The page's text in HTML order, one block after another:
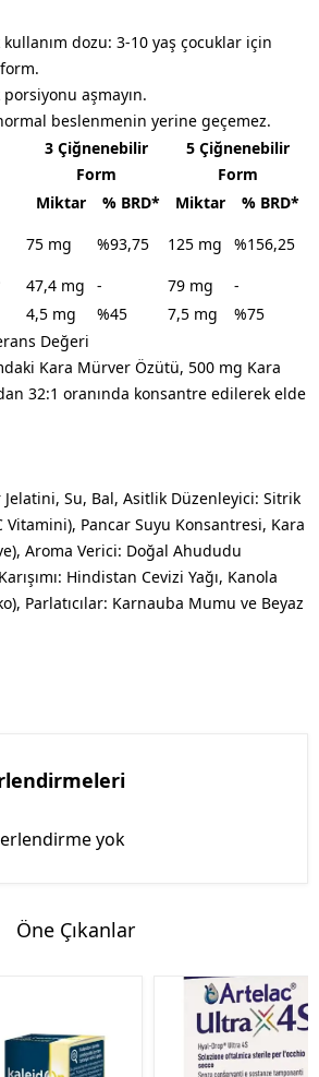
dozu: 3-10 yaş çocuklar için
aşmayın.
beslenmenin yerine geçemez.
3 Çiğnenebilir
Form
5 Çiğnenebilir
Form
Miktar
% BRD* Miktar
% BRD*
75 mg %93,75 125 mg
%156,25
47,4 mg - 79 mg
-
4,5 mg %45 7,5 mg
%75
Değeri
Kara Mürver Özütü, 500 mg Kara
32:1 oranında konsantre edilerek elde
Jelatini, Su, Bal, Asitlik Düzenleyici: Sitrik
Vitamini), Pancar Suyu Konsantresi, Kara
Aroma Verici: Doğal Ahududu
Hindistan Cevizi Yağı, Kanola
Parlatıcılar: Karnauba Mumu ve Beyaz
yok
Öne Çıkanlar